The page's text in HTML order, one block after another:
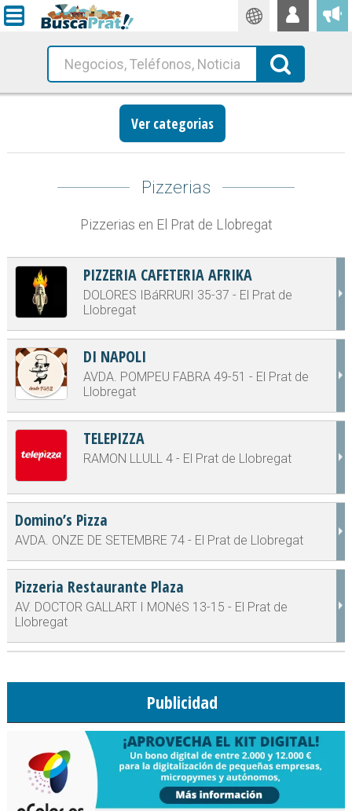
Traductor
Busca!
Ver categorias
Pizzerias
Pizzerias en El Prat de Llobregat
PIZZERIA CAFETERIA AFRIKA
DOLORES IBáRRURI 35-37 - El Prat de
Llobregat
DI NAPOLI
AVDA. POMPEU FABRA 49-51 - El Prat de
Llobregat
TELEPIZZA
RAMON LLULL 4 - El Prat de Llobregat
Domino’s Pizza
AVDA. ONZE DE SETEMBRE 74 - El Prat de Llobregat
Pizzeria Restaurante Plaza
AV. DOCTOR GALLART I MONéS 13-15 - El Prat de
Llobregat
Publicidad